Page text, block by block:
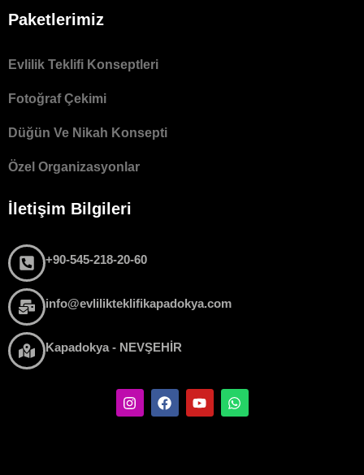
Paketlerimiz
Evlilik Teklifi Konseptleri
Fotoğraf Çekimi
Düğün Ve Nikah Konsepti
Özel Organizasyonlar
İletişim Bilgileri
+90-545-218-20-60
info@evlilikteklifikapadokya.com
Kapadokya - NEVŞEHİR